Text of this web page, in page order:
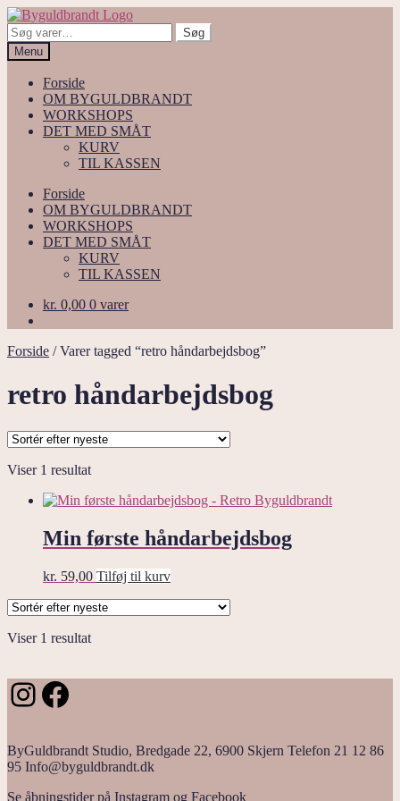
Spring
til
navigation
Spring
til
indhold
Søg
efter:
Søg
Menu
Forside
OM BYGULDBRANDT
WORKSHOPS
DET MED SMÅT
KURV
TIL KASSEN
Forside
OM BYGULDBRANDT
WORKSHOPS
DET MED SMÅT
KURV
TIL KASSEN
kr. 0,00 0 varer
Forside /Varer tagged “retro håndarbejdsbog”
retro håndarbejdsbog
Viser 1 resultat
Min første håndarbejdsbog
kr. 59,00 Tilføj til kurv
Viser 1 resultat
Instagram
Facebook
ByGuldbrandt Studio, Bredgade 22, 6900 Skjern Telefon 21 12 86
95 Info@byguldbrandt.dk
Se åbningstider på Instagram og Facebook